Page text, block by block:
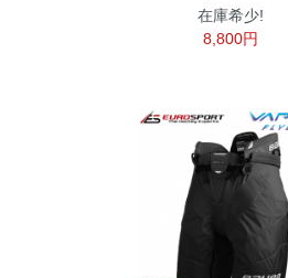
在庫希少!
8,800円